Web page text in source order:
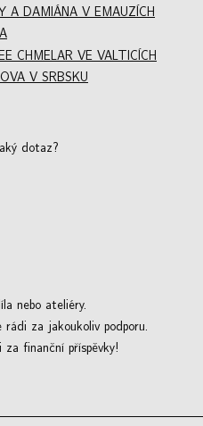
A DAMIÁNA V EMAUZÍCH
CHMELAR VE VALTICÍCH
V SRBSKU
dotaz?
nebo ateliéry.
za jakoukoliv podporu.
za finanční příspěvky!